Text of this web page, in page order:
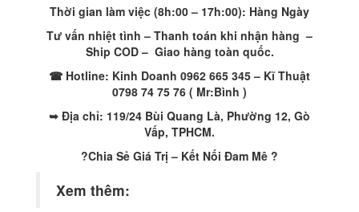
Thời gian làm việc (8h:00 – 17h:00): Hàng Ngày
Tư vấn nhiệt tình – Thanh toán khi nhận hàng –
Ship COD – Giao hàng toàn quốc.
☎ Hotline: Kinh Doanh 0962 665 345 – Kĩ Thuật
0798 74 75 76 ( Mr:Bình )
➥ Địa chỉ: 119/24 Bùi Quang Là, Phường 12, Gò
Vấp, TPHCM.
?Chia Sẻ Giá Trị – Kết Nối Đam Mê ?
Xem thêm: